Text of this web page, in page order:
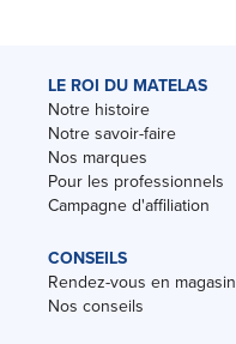
LE ROI DU MATELAS
Notre histoire
Notre savoir-faire
Nos marques
Pour les professionnels
Campagne d'affiliation
CONSEILS
Rendez-vous en magasin
Nos conseils